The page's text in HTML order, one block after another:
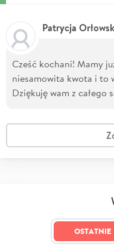
Patrycja
Cześć kochani! Mamy
niesamowita kwota i to
Dziękuję wam z całego
OSTATNIE